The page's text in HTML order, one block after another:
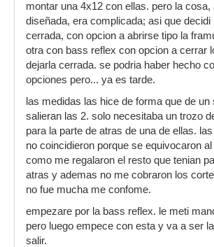
montar una 4x12 con ellas. pero la cosa,
diseñada, era complicada; asi que decidi
cerrada, con opcion a abrirse tipo la
otra con bass reflex con opcion a cerrar
dejarla cerrada. se podria haber hecho
opciones pero... ya es tarde.
las medidas las hice de forma que de un
salieran las 2. solo necesitaba un trozo
para la parte de atras de una de ellas.
no coincidieron porque se equivocaron
como me regalaron el resto que tenian
atras y ademas no me cobraron los
no fue mucha me confome.
empezare por la bass reflex. le meti
pero luego empece con esta y va a ser
salir.